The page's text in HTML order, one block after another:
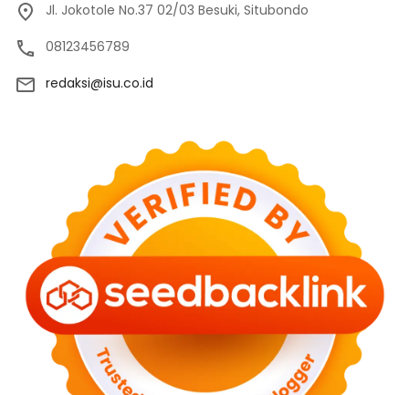
Jl. Jokotole No.37 02/03 Besuki, Situbondo
08123456789
redaksi@isu.co.id